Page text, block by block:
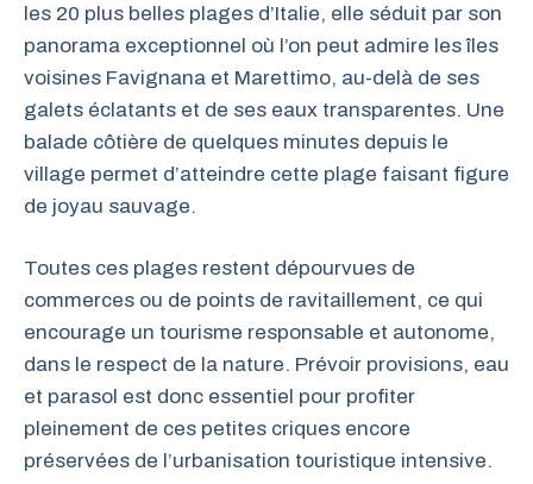
les 20 plus belles plages d’Italie, elle séduit par son
panorama exceptionnel où l’on peut admire les îles
voisines Favignana et Marettimo, au-delà de ses
galets éclatants et de ses eaux transparentes. Une
balade côtière de quelques minutes depuis le
village permet d’atteindre cette plage faisant figure
de joyau sauvage.
Toutes ces plages restent dépourvues de
commerces ou de points de ravitaillement, ce qui
encourage un tourisme responsable et autonome,
dans le respect de la nature. Prévoir provisions, eau
et parasol est donc essentiel pour profiter
pleinement de ces petites criques encore
préservées de l’urbanisation touristique intensive.